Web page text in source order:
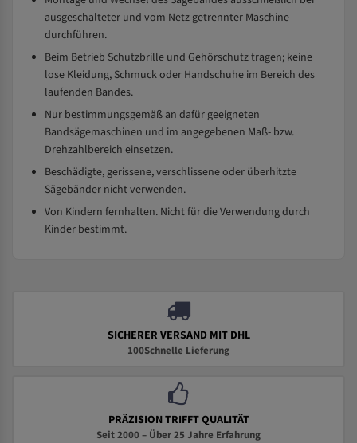
ausgeschalteter und vom Netz getrennter Maschine
durchführen.
Beim Betrieb Schutzbrille und Gehörschutz tragen; keine
lose Kleidung, Schmuck oder Handschuhe im Bereich des
laufenden Bandes.
Nur bestimmungsgemäß an dafür geeigneten
Bandsägemaschinen und im angegebenen Maß- bzw.
Drehzahlbereich einsetzen.
Beschädigte, gerissene, verschlissene oder überhitzte
Sägebänder nicht verwenden.
Von Kindern fernhalten. Nicht für die Verwendung durch
Kinder bestimmt.
SICHERER VERSAND MIT DHL
100Schnelle Lieferung
PRÄZISION TRIFFT QUALITÄT
Seit 2000 – Über 25 Jahre Erfahrung